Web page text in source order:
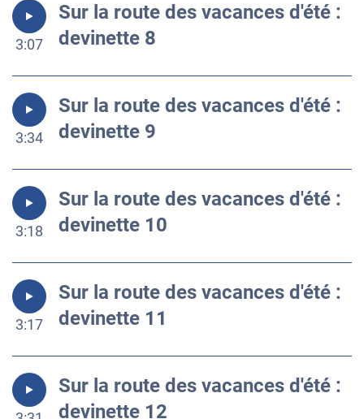
3:07
Sur la route des vacances d'été :
devinette 8
3:34
Sur la route des vacances d'été :
devinette 9
3:18
Sur la route des vacances d'été :
devinette 10
3:17
Sur la route des vacances d'été :
devinette 11
Sur la route des vacances d'été :
devinette 12